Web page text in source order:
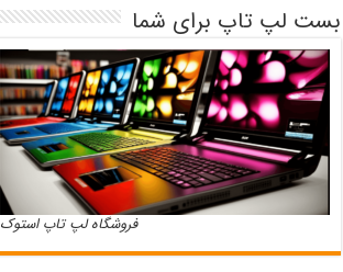
بست لپ تاپ برای شما
فروشگاه لپ تاپ استوک